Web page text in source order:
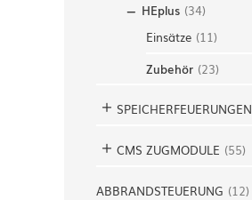
HEplus (34)
Einsätze (11)
Zubehör (23)
SPEICHERFEUERUNGEN
CMS ZUGMODULE (55)
ABBRANDSTEUERUNG (12)